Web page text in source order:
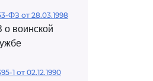
ФЗ от 28.03.1998
о воинской
1 от 02.12.1990